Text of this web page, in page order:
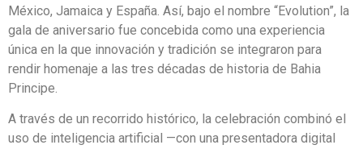
México, Jamaica y España. Así, bajo el nombre “Evolution”, la
gala de aniversario fue concebida como una experiencia
única en la que innovación y tradición se integraron para
rendir homenaje a las tres décadas de historia de Bahia
Principe.
A través de un recorrido histórico, la celebración combinó el
uso de inteligencia artificial —con una presentadora digital